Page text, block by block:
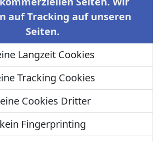
auf Tracking auf unseren
Seiten.
Langzeit Cookies
Tracking Cookies
Cookies Dritter
kein Fingerprinting